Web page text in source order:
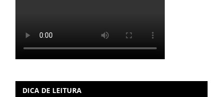
DICA DE LEITURA